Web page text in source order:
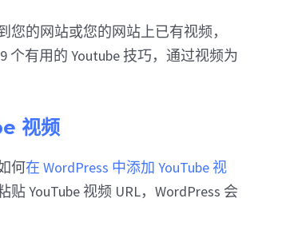
的网站或您的网站上已有视频，
有用的 Youtube 技巧，通过视频为
视频
何在 WordPress 中添加 YouTube 视
YouTube 视频 URL，WordPress 会